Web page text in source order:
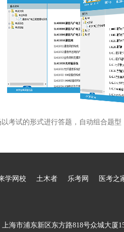
考试的形式进行答题，自动组合题
学网校 土木者 乐考网 医考之
海市浦东新区东方路818号众城大厦